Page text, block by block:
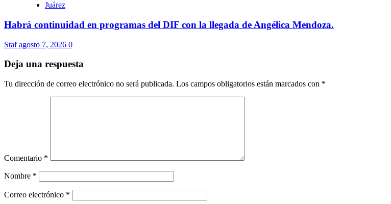
Juárez
Habrá continuidad en programas del DIF con la llegada de Angélica Mendoza.
Stafagosto 7, 2026 0
Deja una respuesta
Tu dirección de correo electrónico no será publicada. Los campos obligatorios están marcados con *
Comentario *
Nombre *
Correo electrónico *